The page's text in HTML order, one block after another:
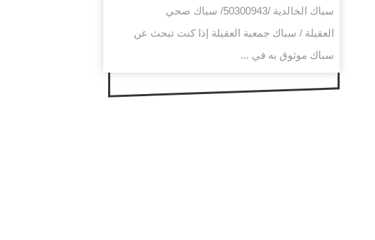
سباك الخالدية /50300943/ سباك صحي
العقيلة / سباك جمعية العقيلة إذا كنت تبحث عن
سباك موثوق به في ...